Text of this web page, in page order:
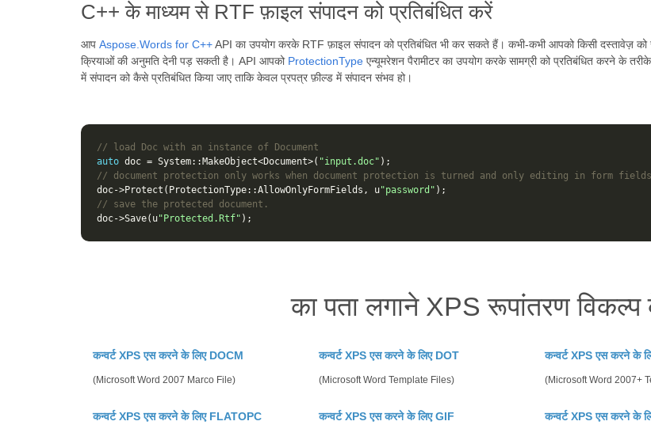
C++ के माध्यम से RTF फ़ाइल संपादन को प्रतिबंधित करें
आप Aspose.Words for C++API का उपयोग करके RTF फ़ाइल संपादन को प्रतिबंधित भी कर सकते हैं। कभी-कभी आपको किसी दस्तावेज़
क्रियाओं की अनुमति देनी पड़ सकती है। API आपको ProtectionType एन्यूमरेशन पैरामीटर का उपयोग करके सामग्री को प्रतिबंधित करने के
में संपादन को कैसे प्रतिबंधित किया जाए ताकि केवल प्रपत्र फ़ील्ड में संपादन संभव हो।
// load Doc with an instance of Document
auto doc = System:: MakeObject<Document>( "input.doc" );
// document protection only works when document protection is turned and only editing in form
doc->Protect ( ProtectionType::AllowOnlyFormFields , u"password" );
// save the protected document.
doc->Save( u"Protected.Rtf" );
का पता लगाने XPS रूपांतरण
कन्वर्ट XPS एस करने के लिए DOCM
(Microsoft Word 2007 Marco File)
कन्वर्ट XPS एस करने के लिए DOT
(Microsoft Word Template Files)
कन्वर्ट XPS एस करने के
(Microsoft Word 2007+
कन्वर्ट XPS एस करने के लिए FLATOPC कन्वर्ट XPS एस करने के लिए GIF कन्वर्ट XPS एस करने के